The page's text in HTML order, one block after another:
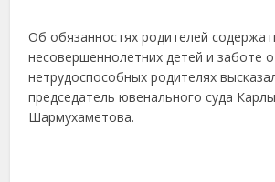
Об обязанностях родителей
несовершеннолетних детей и заботе о
нетрудоспособных родителях
председатель ювенального суда
Шармухаметова.